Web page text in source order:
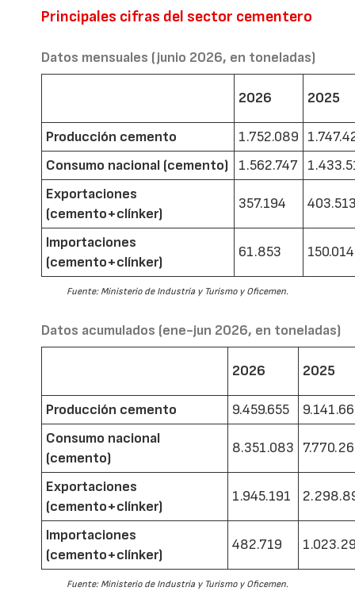
Principales cifras del sector cementero
Datos mensuales (junio 2026, en toneladas)
2026 2025
Producción cemento 1.752.089
Consumo nacional (cemento)
1.562.747
Exportaciones
(cemento+clínker)
357.194
Importaciones
(cemento+clínker)
61.853 150.014
Fuente: Ministerio de Industria y Turismo y Oficemen.
Datos acumulados (ene-jun 2026, en toneladas)
2026 2025
Producción cemento 9.459.655
Consumo nacional
(cemento)
8.351.083
Exportaciones
(cemento+clínker)
1.945.191
Importaciones
(cemento+clínker)
482.719
Fuente: Ministerio de Industria y Turismo y Oficemen.